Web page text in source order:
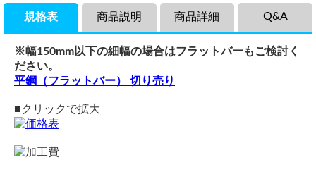
規格表
※幅150mm以下の細幅の場合はフラットバーもご検討く
ださい。
平鋼（フラットバー） 切り売り
■クリックで拡大
商品説明 商品詳細 Q&A